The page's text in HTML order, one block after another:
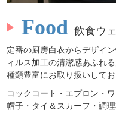
Food 飲食ウ
定番の厨房白衣からデザイ
ィルス加工の清潔感あふれ
種類豊富にお取り扱いしてお
コックコート・エプロン・
帽子・タイ＆スカーフ・調